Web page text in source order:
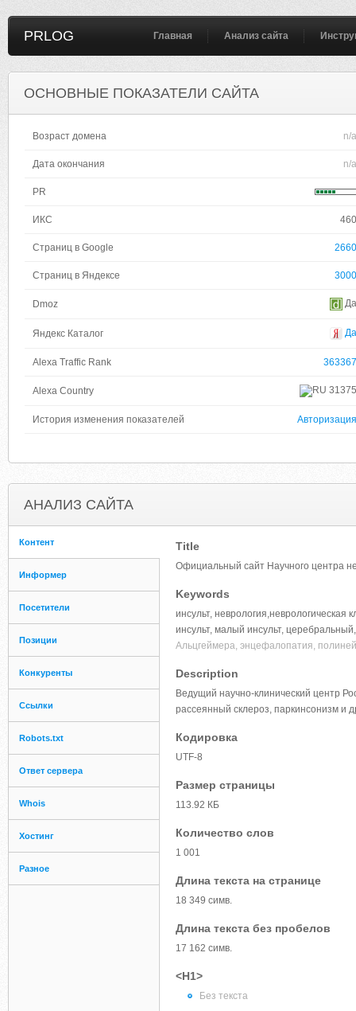
PRLOG Главная Анализ сайта
ОСНОВНЫЕ ПОКАЗАТЕЛИ САЙТА
Возраст домена n/a
Дата окончания n/a
PR
ИКС 460
Страниц в Google 2660
Страниц в Яндексе 3000
Dmoz Да
Яндекс Каталог Да
Alexa Traffic Rank 363367
Alexa Country 31375
История изменения показателей Авторизация
АНАЛИЗ САЙТА
Контент
Информер
Посетители
Позиции
Конкуренты
Ссылки
Robots.txt
Ответ сервера
Whois
Хостинг
Разное
Title
Официальный сайт Научного центра
Keywords
инсульт,
инсульт, малый инсульт,
Альцгеймера, энцефалопатия,
Description
Ведущий научно-клинический центр
рассеянный склероз, паркинсонизм и
Кодировка
UTF-8
Размер страницы
113.92 КБ
Количество слов
1 001
Длина текста на странице
18 349 симв.
Длина текста без пробелов
17 162 симв.
<H1>
Без текста